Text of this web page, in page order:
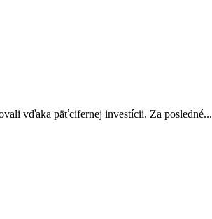
vďaka päťcifernej investícii. Za posledné...